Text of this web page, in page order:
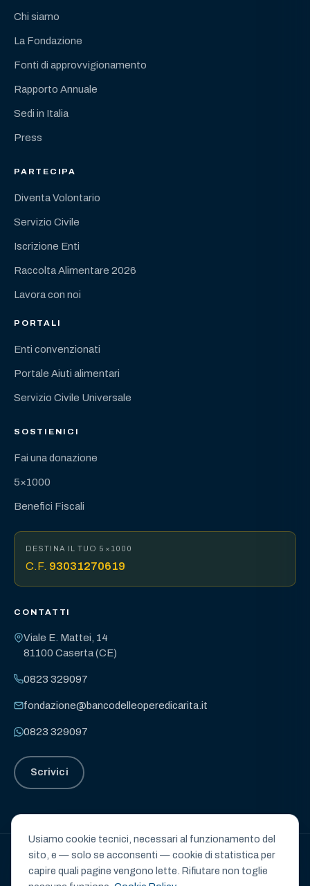
Chi siamo
La Fondazione
Fonti di approvvigionamento
Rapporto Annuale
Sedi in Italia
Press
PARTECIPA
Diventa Volontario
Servizio Civile
Iscrizione Enti
Raccolta Alimentare 2026
Lavora con noi
PORTALI
Enti convenzionati
Portale Aiuti alimentari
Servizio Civile Universale
SOSTIENICI
Fai una donazione
5×1000
Benefici Fiscali
DESTINA IL TUO 5×1000
C.F. 93031270619
CONTATTI
Viale E. Mattei, 14
81100 Caserta (CE)
0823 329097
fondazione@bancodelleoperedicarita.it
0823 329097
Scrivici
BANCO DELLE OPERE DI CARITÀ – ETS
Usiamo cookie tecnici, necessari al funzionamento del
sito, e — solo se acconsenti — cookie di statistica per
capire quali pagine vengono lette. Rifiutare non toglie